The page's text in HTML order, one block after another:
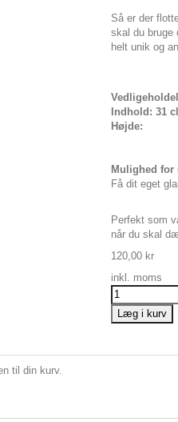
Så er der
skal du bruge
helt unik og
Indhold: 31
Højde:
Mulighed for
Få dit eget
Perfekt som
når du skal
120,00 kr
inkl. moms
Læg i kurv
til din kurv.